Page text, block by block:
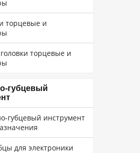
торцевые и
торцевые и
губцевый
губцевый инструмент
для электроники